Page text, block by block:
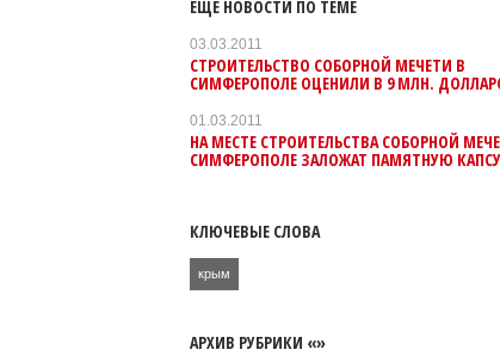
ЕЩЕ НОВОСТИ ПО ТЕМЕ
03.03.2011
СТРОИТЕЛЬСТВО СОБОРНОЙ МЕЧЕТИ В
СИМФЕРОПОЛЕ ОЦЕНИЛИ В 9 МЛН.
01.03.2011
НА МЕСТЕ СТРОИТЕЛЬСТВА СОБОРНОЙ
СИМФЕРОПОЛЕ ЗАЛОЖАТ ПАМЯТНУЮ
КЛЮЧЕВЫЕ СЛОВА
крым
АРХИВ РУБРИКИ «»